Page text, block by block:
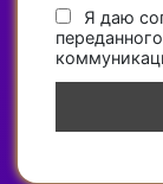
Я даю